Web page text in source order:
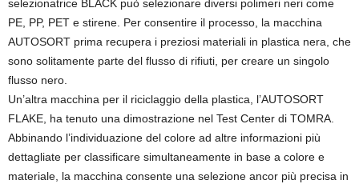
selezionatrice BLACK può selezionare diversi polimeri neri come
PE, PP, PET e stirene. Per consentire il processo, la macchina
AUTOSORT prima recupera i preziosi materiali in plastica nera, che
sono solitamente parte del flusso di rifiuti, per creare un singolo
flusso nero.
Un’altra macchina per il riciclaggio della plastica, l’AUTOSORT
FLAKE, ha tenuto una dimostrazione nel Test Center di TOMRA.
Abbinando l’individuazione del colore ad altre informazioni più
dettagliate per classificare simultaneamente in base a colore e
materiale, la macchina consente una selezione ancor più precisa in